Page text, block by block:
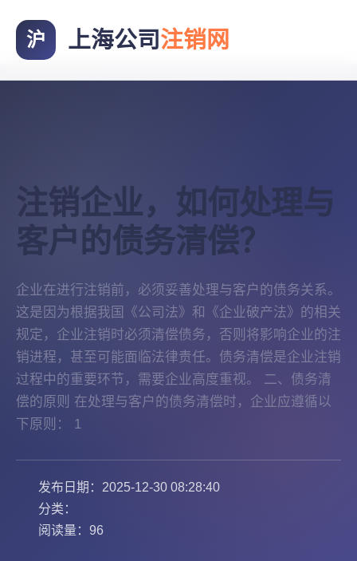
沪 上海公司注销网
注销企业，如何处理与
客户的债务清偿？
企业在进行注销前，必须妥善处理与客户的债务关系。
这是因为根据我国《公司法》和《企业破产法》的相关
规定，企业注销时必须清偿债务，否则将影响企业的注
销进程，甚至可能面临法律责任。债务清偿是企业注销
过程中的重要环节，需要企业高度重视。 二、债务清
偿的原则 在处理与客户的债务清偿时，企业应遵循以
下原则： 1
发布日期：2025-12-30 08:28:40
分类：
阅读量：96